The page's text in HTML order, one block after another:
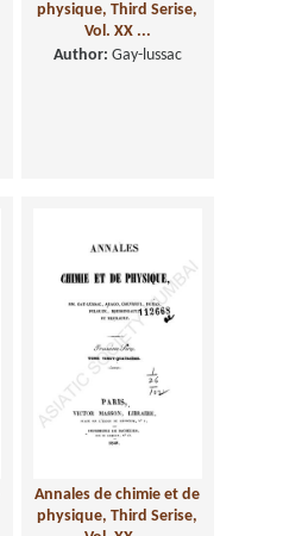
physique, Third Serise,
Vol. XX ...
Author: Gay-lussac
Annales de chimie et de
physique, Third Serise,